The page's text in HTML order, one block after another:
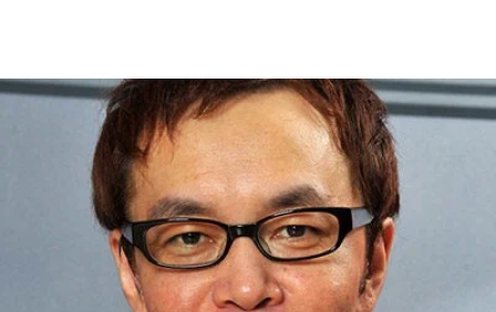
お知らせ
イベント・グッズ
YouTube
会社情報